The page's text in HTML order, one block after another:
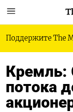
Поддержите The
Кремль:
потока